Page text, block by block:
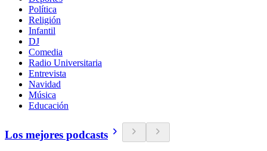
Política
Religión
Infantil
DJ
Comedia
Radio Universitaria
Entrevista
Navidad
Música
Educación
Los mejores podcasts